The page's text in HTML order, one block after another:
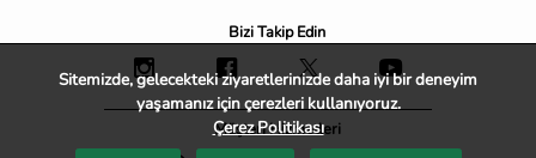
Bizi Takip Edin
Müşteri Hizmetleri
Sitemizde, gelecekteki ziyaretlerinizde daha iyi bir deneyim
yaşamanız için çerezleri kullanıyoruz.
Çerez Politikası